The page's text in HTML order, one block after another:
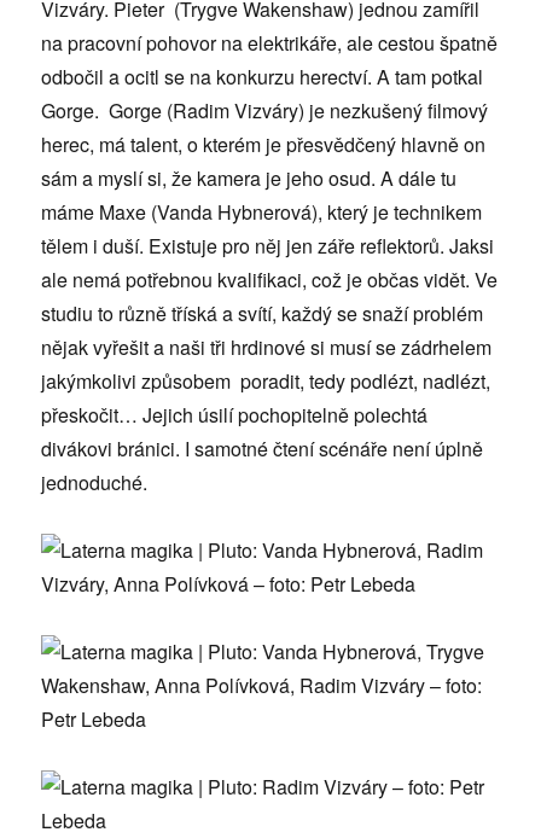
Vizváry. Pieter (Trygve Wakenshaw) jednou zamířil
na pracovní pohovor na elektrikáře, ale cestou špatně
odbočil a ocitl se na konkurzu herectví. A tam potkal
Gorge. Gorge (Radim Vizváry) je nezkušený filmový
herec, má talent, o kterém je přesvědčený hlavně on
sám a myslí si, že kamera je jeho osud. A dále tu
máme Maxe (Vanda Hybnerová), který je technikem
tělem i duší. Existuje pro něj jen záře reflektorů. Jaksi
ale nemá potřebnou kvalifikaci, což je občas vidět. Ve
studiu to různě tříská a svítí, každý se snaží problém
nějak vyřešit a naši tři hrdinové si musí se zádrhelem
jakýmkolivi způsobem poradit, tedy podlézt, nadlézt,
přeskočit… Jejich úsilí pochopitelně polechtá
divákovi bránici. I samotné čtení scénáře není úplně
jednoduché.